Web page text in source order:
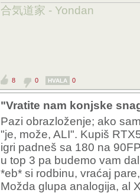
合気道家 - Yondan
8 0 HVALA 0
"Vratite nam konjske
Pazi obrazloženje; ako
"je, može, ALI". Kupiš
igri padneš sa 180 na
u top 3 pa budemo vam
*eb* si rodbinu, vraćaj
Možda glupa analogija, al